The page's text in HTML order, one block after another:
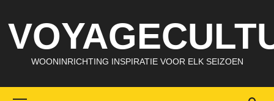
to
content
WOONINRICHTING INSPIRATIE VOOR ELK SEIZOEN